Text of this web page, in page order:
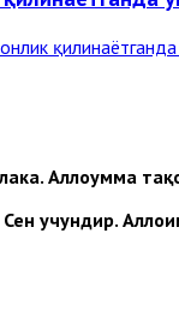
Аллоҳумма
учундир.